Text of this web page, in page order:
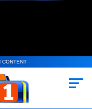
CONTENT